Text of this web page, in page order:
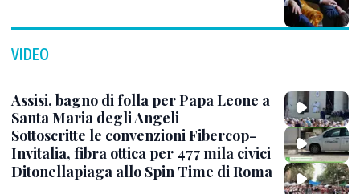
VIDEO
Assisi, bagno di folla per Papa Leone a
Santa Maria degli Angeli
Sottoscritte le convenzioni Fibercop-
Invitalia, fibra ottica per 477 mila civici
Ditonellapiaga allo Spin Time di Roma